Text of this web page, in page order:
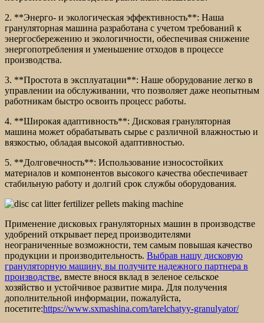
2. **Энерго- и экологическая эффективность**: Наша
грануляторная машина разработана с учетом требований к
энергосбережению и экологичности, обеспечивая снижение
энергопотребления и уменьшение отходов в процессе
производства.
3. **Простота в эксплуатации**: Наше оборудование легко в
управлении иa обслуживании, что позволяет даже неопытным
работникам быстро освоить процесс работы.
4. **Широкая адаптивность**: Дисковая грануляторная
машина может обрабатывать сырье с различной влажностью и
вязкостью, обладая высокой адаптивностью.
5. **Долговечность**: Использование износостойких
материалов и компонентов высокого качества обеспечивает
стабильную работу и долгий срок службы оборудования.
Применение дисковых грануляторных машин в производстве
удобрений открывает перед производителями
неограниченные возможности, тем самым повышая качество
продукции и производительность. Выбрав нашу дисковую
грануляторную машину, вы получите надежного партнера в
производстве, вместе внося вклад в зеленое сельское
хозяйство и устойчивое развитие мира. Для получения
дополнительной информации, пожалуйста,
посетите:https://www.sxmashina.com/tarelchatyy-granulyator/